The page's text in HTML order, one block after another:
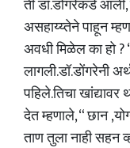
ती डॉ.डोंगरेकडे आली,
असहाय्य्तेने पाहून
अवधी मिळेल का हो
लागली.डॉ.डोंगरेनी
पहिले.तिचा
देत म्हणाले, “ छान
ताण तुला नाही सहन